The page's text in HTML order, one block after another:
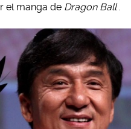
el manga de Dragon Ball